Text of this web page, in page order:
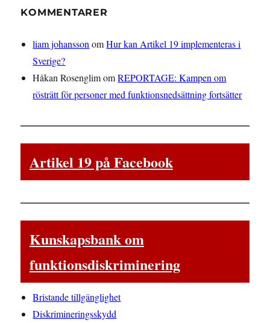
KOMMENTARER
liam johanssonomHur kan Artikel 19 implementeras i
Sverige?
Håkan RosenglimomREPORTAGE: Kampen om
rösträtt för personer med funktionsnedsättning fortsätter
Artikel 19 på Facebook
Kunskapsbank om
funktionsdiskriminering
Bristande tillgänglighet
Diskrimineringsskydd